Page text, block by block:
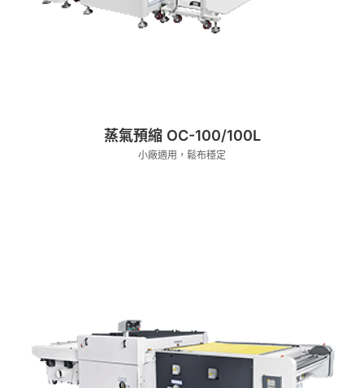
蒸氣預縮 OC-100/100L
小廠適用，鬆布穩定